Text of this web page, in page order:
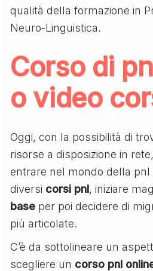
qualità della formazione in
Neuro-Linguistica.
Corso di
o video
Oggi, con la possibilità di
risorse a disposizione in
entrare nel mondo della pnl
diversi corsi pnl, iniziare
base per poi decidere di
più articolate.
C’è da sottolineare un
scegliere un corso pnl